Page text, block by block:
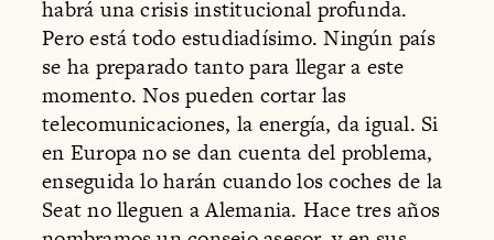
habrá una crisis institucional profunda.
Pero está todo estudiadísimo. Ningún país
se ha preparado tanto para llegar a este
momento. Nos pueden cortar las
telecomunicaciones, la energía, da igual. Si
en Europa no se dan cuenta del problema,
enseguida lo harán cuando los coches de la
Seat no lleguen a Alemania. Hace tres años